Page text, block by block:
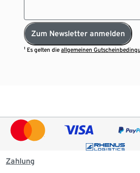
Zum Newsletter anmelden
¹ Es gelten dieallgemeinen
Zahlung